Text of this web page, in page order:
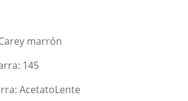
marrón
145
AcetatoLente